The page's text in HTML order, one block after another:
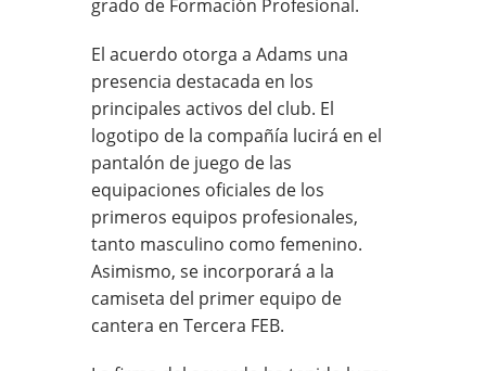
grado de Formación Profesional.
El acuerdo otorga a Adams una
presencia destacada en los
principales activos del club. El
logotipo de la compañía lucirá en el
pantalón de juego de las
equipaciones oficiales de los
primeros equipos profesionales,
tanto masculino como femenino.
Asimismo, se incorporará a la
camiseta del primer equipo de
cantera en Tercera FEB.